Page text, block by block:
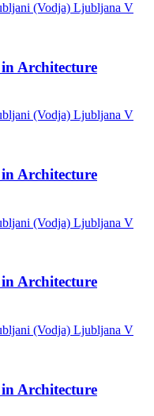
(Vodja) Ljubljana V
Architecture
(Vodja) Ljubljana V
Architecture
(Vodja) Ljubljana V
Architecture
(Vodja) Ljubljana V
Architecture